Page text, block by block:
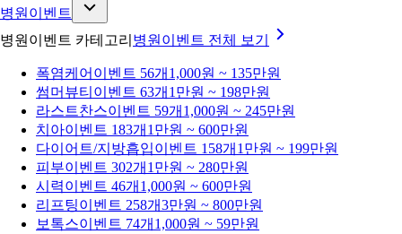
병원이벤트
병원이벤트 카테고리 병원이벤트 전체 보기
폭염케어 이벤트 56개 1,000원 ~ 135만원
썸머뷰티 이벤트 63개 1만원 ~ 198만원
라스트찬스이벤트 59개 1,000원 ~ 245만원
치아이벤트 183개 1만원 ~ 600만원
다이어트/지방흡입이벤트 158개 1만원 ~ 199만원
피부이벤트 302개 1만원 ~ 280만원
시력이벤트 46개 1,000원 ~ 600만원
리프팅이벤트 258개3만원 ~ 800만원
보톡스이벤트 74개 1,000원 ~ 59만원